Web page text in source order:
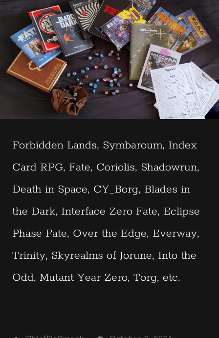
Forbidden Lands, Symbaroum, Index
Card RPG, Fate, Coriolis, Shadowrun,
Death in Space, CY_Borg, Blades in
the Dark, Interface Zero Fate, Eclipse
Phase Fate, Over the Edge, Everway,
Trinity, Skyrealms of Jorune, Into the
Odd, Mutant Year Zero, Torg, etc.